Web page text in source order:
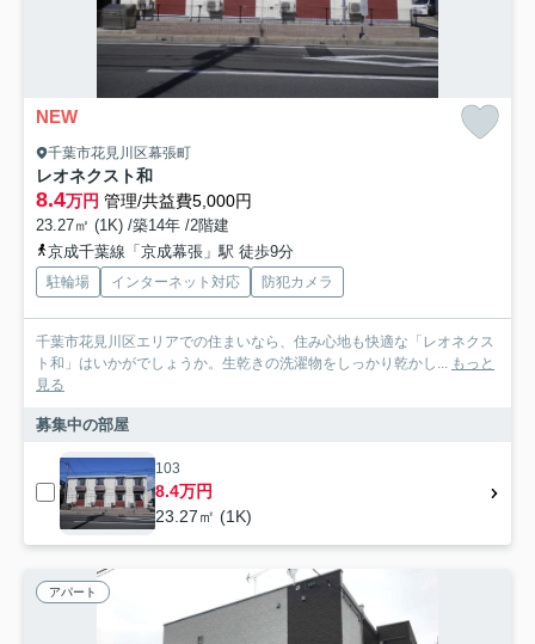
NEW
千葉市花見川区幕張町
レオネクスト和
8.4万円 管理/共益費5,000円
23.27㎡ (1K) /築14年 /2階建
京成千葉線「京成幕張」駅 徒歩9分
駐輪場 インターネット対応 防犯カメラ
千葉市花見川区エリアでの住まいなら、住み心地も快適な「レオネクス
ト和」はいかがでしょうか。生乾きの洗濯物をしっかり乾かし...
もっと
見る
募集中の部屋
103
8.4万円
23.27㎡ (1K)
アパート